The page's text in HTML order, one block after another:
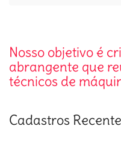
Nosso objetivo é
abrangente que
técnicos de
Cadastros